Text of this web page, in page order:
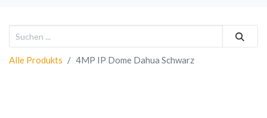
Alle Produkts 4MP IP Dome Dahua Schwarz